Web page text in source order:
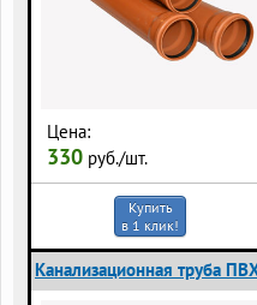
Цена:
330 руб./шт.
Купить
в 1 клик!
Канализационная труба